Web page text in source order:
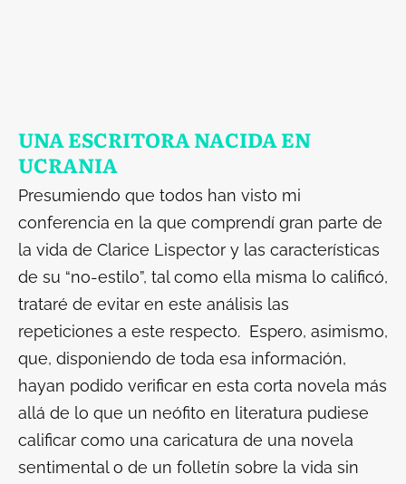
UNA ESCRITORA NACIDA EN
UCRANIA
Presumiendo que todos han visto mi
conferencia en la que comprendí gran parte de
la vida de Clarice Lispector y las características
de su “no-estilo”, tal como ella misma lo calificó,
trataré de evitar en este análisis las
repeticiones a este respecto. Espero, asimismo,
que, disponiendo de toda esa información,
hayan podido verificar en esta corta novela más
allá de lo que un neófito en literatura pudiese
calificar como una caricatura de una novela
sentimental o de un folletín sobre la vida sin